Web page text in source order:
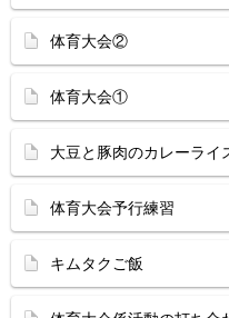
体育大会②
体育大会①
大豆と豚肉のカレーライ
体育大会予行練習
キムタクご飯